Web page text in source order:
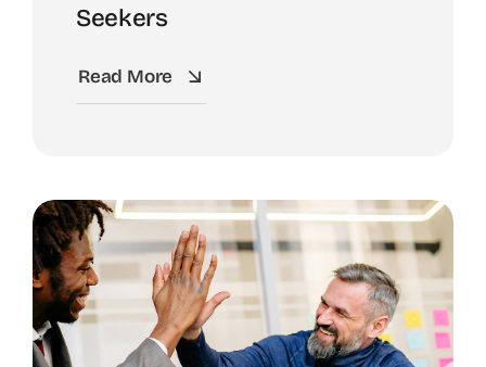
Seekers
Read More